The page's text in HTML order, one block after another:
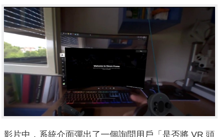
影片中，系統介面彈出了一個詢問用戶「是否將 VR 頭